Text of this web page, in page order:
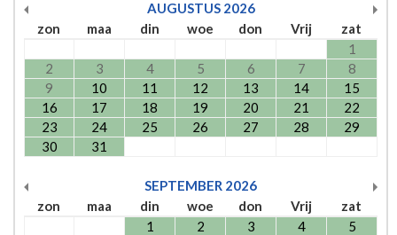
AUGUSTUS 2026
zon
maa din woe don Vrij
zat
1
2
3 4 5 6 7
8
9
10 11 12 13 14
15
16
17 18 19 20 21
22
23
24 25 26 27 28
29
30
31
SEPTEMBER 2026
zon
maa din woe don Vrij
zat
1
2 3 4
5